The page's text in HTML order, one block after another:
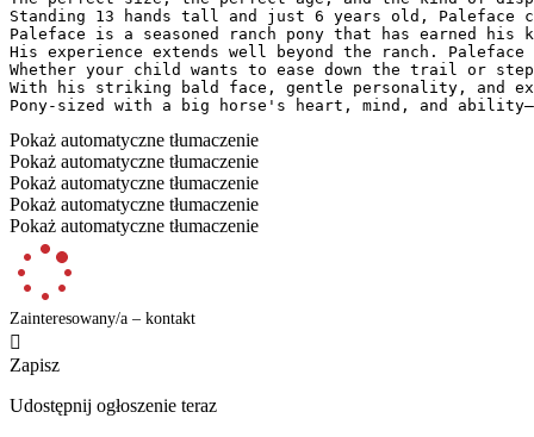
Standing 13 hands tall and just 6 years old,
Paleface is a seasoned ranch pony that has earned
His experience extends well beyond the ranch.
Whether your child wants to ease down the trail or
With his striking bald face, gentle personality, and
Pony-sized with a big horse's heart, mind, and
Pokaż automatyczne tłumaczenie
Pokaż automatyczne tłumaczenie
Pokaż automatyczne tłumaczenie
Pokaż automatyczne tłumaczenie
Pokaż automatyczne tłumaczenie
Zainteresowany/a – kontakt

Zapisz
Udostępnij ogłoszenie teraz